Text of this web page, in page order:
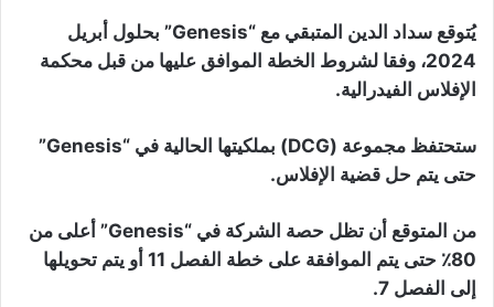
يُتوقع سداد الدين المتبقي مع “Genesis” بحلول أبريل
2024، وفقا لشروط الخطة الموافق عليها من قبل محكمة
الإفلاس الفيدرالية.
ستحتفظ مجموعة (DCG) بملكيتها الحالية في “Genesis”
حتى يتم حل قضية الإفلاس.
من المتوقع أن تظل حصة الشركة في “Genesis” أعلى من
80٪ حتى يتم الموافقة على خطة الفصل 11 أو يتم تحويلها
إلى الفصل 7.